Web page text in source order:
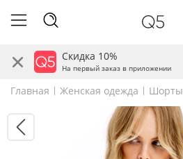
Скидка 10%
На первый заказ в приложении
Главная Женская одежда Шорты